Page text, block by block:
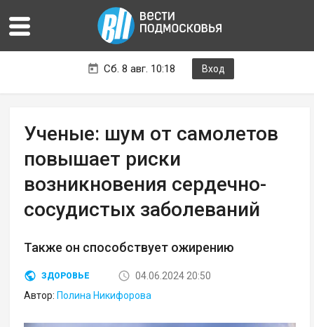
Сб. 8 авг. 10:18 Вход
Ученые: шум от самолетов
повышает риски
возникновения сердечно-
сосудистых заболеваний
Также он способствует ожирению
ЗДОРОВЬЕ
04.06.2024 20:50
Автор: Полина Никифорова